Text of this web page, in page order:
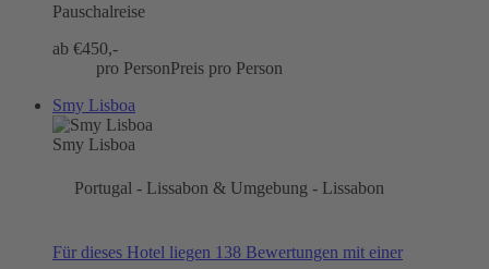
Pauschalreise
ab €450,-
pro PersonPreis pro Person
Smy Lisboa
Smy Lisboa
Portugal - Lissabon & Umgebung - Lissabon
Für dieses Hotel liegen 138 Bewertungen mit einer